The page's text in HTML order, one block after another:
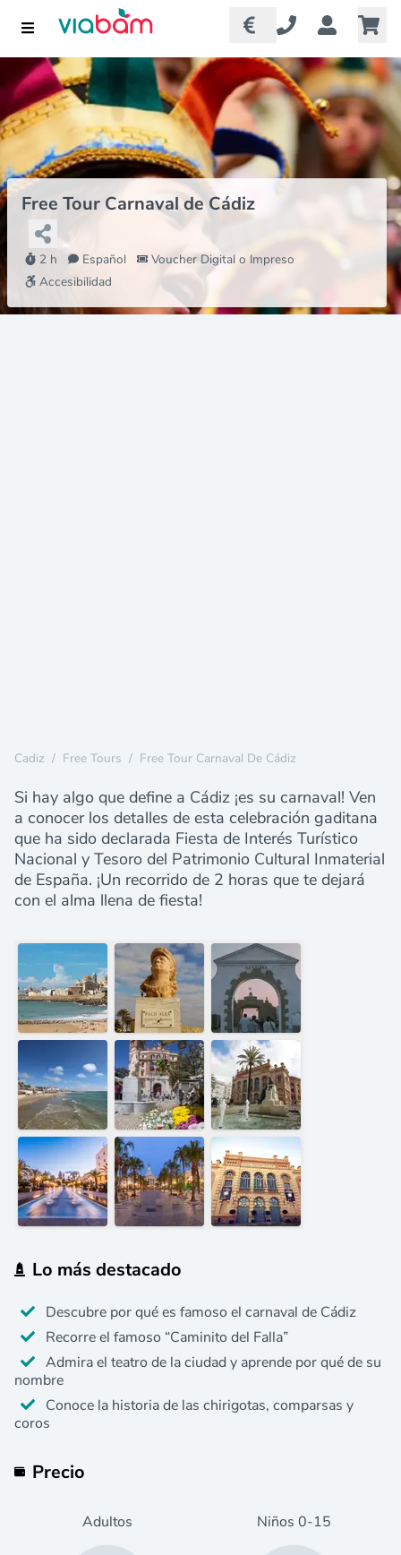
Free Tour Carnaval de Cádiz
2 h Español
Voucher Digital o Impreso
Accesibilidad
Cadiz / Free Tours / Free Tour Carnaval De Cádiz
Si hay algo que define a Cádiz ¡es su carnaval! Ven
a conocer los detalles de esta celebración gaditana
que ha sido declarada Fiesta de Interés Turístico
Nacional y Tesoro del Patrimonio Cultural Inmaterial
de España. ¡Un recorrido de 2 horas que te dejará
con el alma llena de fiesta!
Lo más destacado
Descubre por qué es famoso el carnaval de Cádiz
Recorre el famoso “Caminito del Falla”
Admira el teatro de la ciudad y aprende por qué de su
nombre
Conoce la historia de las chirigotas, comparsas y
coros
Precio
Adultos Niños 0-15